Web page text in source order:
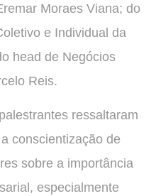
Moraes Viana; do
e Individual da
head de Negócios
Reis.
ressaltaram
conscientização de
sobre a importância
especialmente